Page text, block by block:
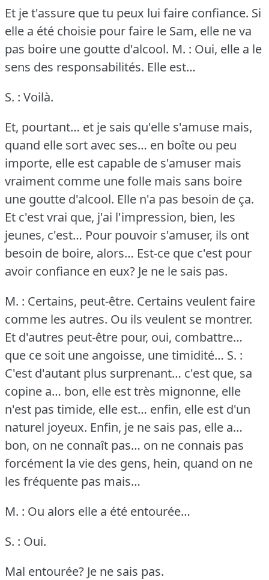
Et je t'assure que tu peux lui faire confiance. Si
elle a été choisie pour faire le Sam, elle ne va
pas boire une goutte d'alcool. M. : Oui, elle a le
sens des responsabilités. Elle est…
S. : Voilà.
Et, pourtant… et je sais qu'elle s'amuse mais,
quand elle sort avec ses… en boîte ou peu
importe, elle est capable de s'amuser mais
vraiment comme une folle mais sans boire
une goutte d'alcool. Elle n'a pas besoin de ça.
Et c'est vrai que, j'ai l'impression, bien, les
jeunes, c'est… Pour pouvoir s'amuser, ils ont
besoin de boire, alors… Est-ce que c'est pour
avoir confiance en eux? Je ne le sais pas.
M. : Certains, peut-être. Certains veulent faire
comme les autres. Ou ils veulent se montrer.
Et d'autres peut-être pour, oui, combattre…
que ce soit une angoisse, une timidité… S. :
C'est d'autant plus surprenant… c'est que, sa
copine a… bon, elle est très mignonne, elle
n'est pas timide, elle est… enfin, elle est d'un
naturel joyeux. Enfin, je ne sais pas, elle a…
bon, on ne connaît pas… on ne connais pas
forcément la vie des gens, hein, quand on ne
les fréquente pas mais…
M. : Ou alors elle a été entourée…
S. : Oui.
Mal entourée? Je ne sais pas.